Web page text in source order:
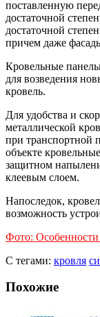
поставленную
достаточной
достаточной
причем даже
Кровельные
для возведения
кровель.
Для удобства и
металлической
при транспортной
объекте
защитном
клеевым слоем.
Напоследок,
возможность
Фото: Особенности
С тегами: кровля
Похожие